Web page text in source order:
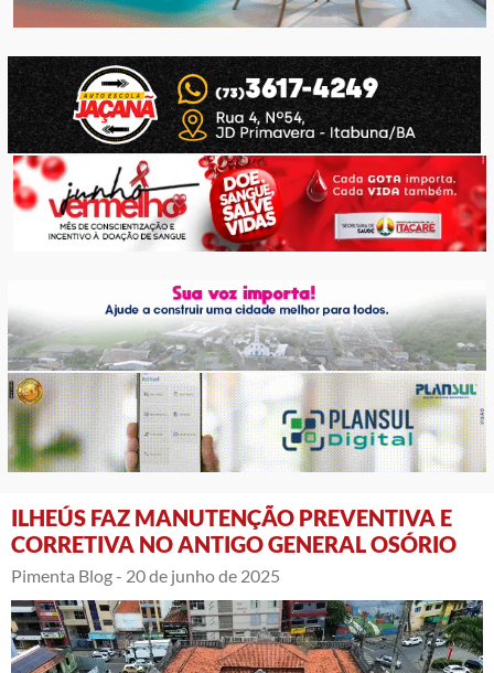
ILHEÚS FAZ MANUTENÇÃO PREVENTIVA E
CORRETIVA NO ANTIGO GENERAL OSÓRIO
Pimenta Blog - 20 de junho de 2025